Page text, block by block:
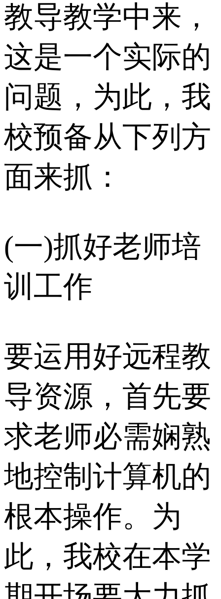
教导教学中来，
这是一个实际的
问题，为此，我
校预备从下列方
面来抓：
(一)抓好老师培
训工作
要运用好远程教
导资源，首先要
求老师必需娴熟
地控制计算机的
根本操作。为
此，我校在本学